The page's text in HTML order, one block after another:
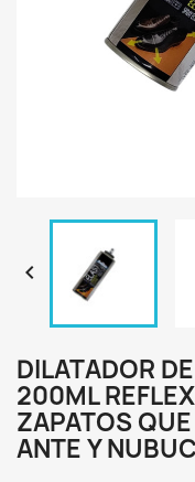

DILATADOR
200ML
ZAPATOS
ANTE Y